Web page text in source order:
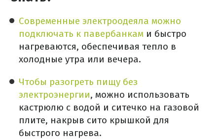
Современные электроодеяла можно
подключать к павербанкам и быстро
нагреваются, обеспечивая тепло в
холодные утра или вечера.
Чтобы разогреть пищу без
электроэнергии, можно использовать
кастрюлю с водой и ситечко на газовой
плите, накрыв сито крышкой для
быстрого нагрева.